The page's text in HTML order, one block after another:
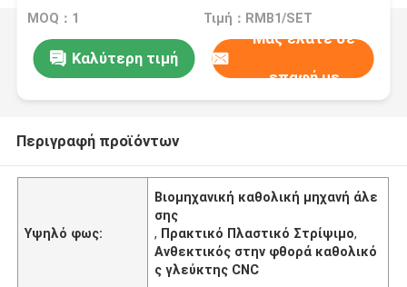
MOQ：1 Τιμή：RMB1/SET
Καλύτερη τιμή
Μας ελάτε σε
επαφή με
Περιγραφή προϊόντων
Υψηλό φως:
Βιομηχανική καθολική μηχανή άλε
σης
, Πρακτικό Πλαστικό Στρίψιμο,
Ανθεκτικός στην φθορά καθολικό
ς γλεύκτης CNC